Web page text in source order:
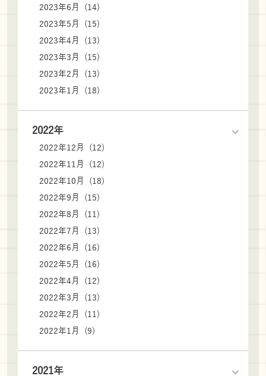
2023年6月 (14)
2023年5月 (15)
2023年4月 (13)
2023年3月 (15)
2023年2月 (13)
2023年1月 (18)
2022年
2022年12月 (12)
2022年11月 (12)
2022年10月 (18)
2022年9月 (15)
2022年8月 (11)
2022年7月 (13)
2022年6月 (16)
2022年5月 (16)
2022年4月 (12)
2022年3月 (13)
2022年2月 (11)
2022年1月 (9)
2021年